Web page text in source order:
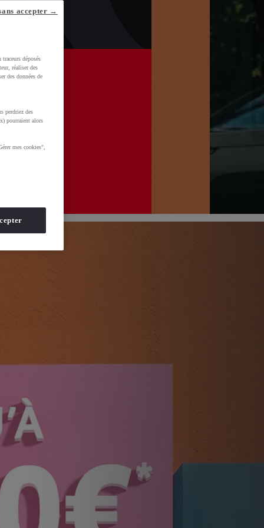
déposés
réaliser des
des données de
perdriez des
pourraient alors
mes cookies",
accepter →